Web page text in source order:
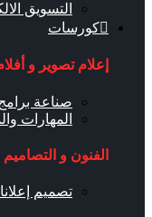
التسويق
كورسات
إعلام تصوير و
صناعة
المهارات
الفنون و التصاميم
تصميم